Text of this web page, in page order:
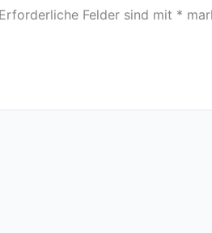
Erforderliche Felder sind mit *